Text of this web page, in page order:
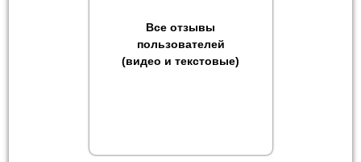
Все отзывы
пользователей
(видео и текстовые)